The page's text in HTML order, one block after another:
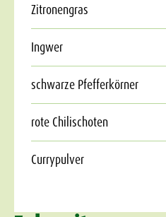
Zitronengras
Ingwer
schwarze Pfefferkörner
rote Chilischoten
Currypulver